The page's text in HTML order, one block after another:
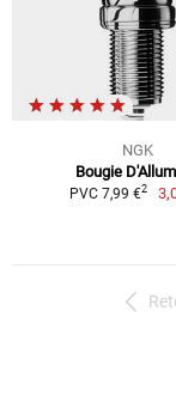
NGK
Bougie
PVC 7,99 €2